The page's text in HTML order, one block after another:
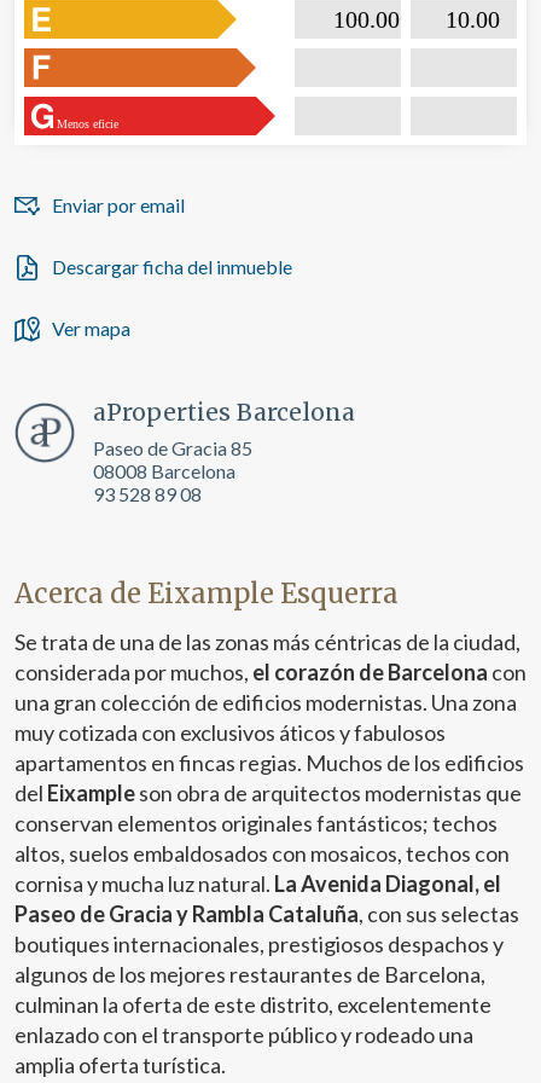
Menos eficie
100.00
Enviar por email
Descargar ficha del inmueble
Ver mapa
aProperties Barcelona
Paseo de Gracia 85
08008 Barcelona
93 528 89 08
Acerca de Eixample Esquerra
Se trata de una de las zonas más céntricas de la ciudad,
considerada por muchos, el corazón de Barcelona con
una gran colección de edificios modernistas. Una zona
muy cotizada con exclusivos áticos y fabulosos
apartamentos en fincas regias. Muchos de los edificios
del Eixampleson obra de arquitectos modernistas que
conservan elementos originales fantásticos; techos
altos, suelos embaldosados con mosaicos, techos con
cornisa y mucha luz natural. La Avenida Diagonal, el
Paseo de Gracia y Rambla Cataluña, con sus selectas
boutiques internacionales, prestigiosos despachos y
algunos de los mejores restaurantes de Barcelona,
culminan la oferta de este distrito, excelentemente
enlazado con el transporte público y rodeado una
amplia oferta turística.